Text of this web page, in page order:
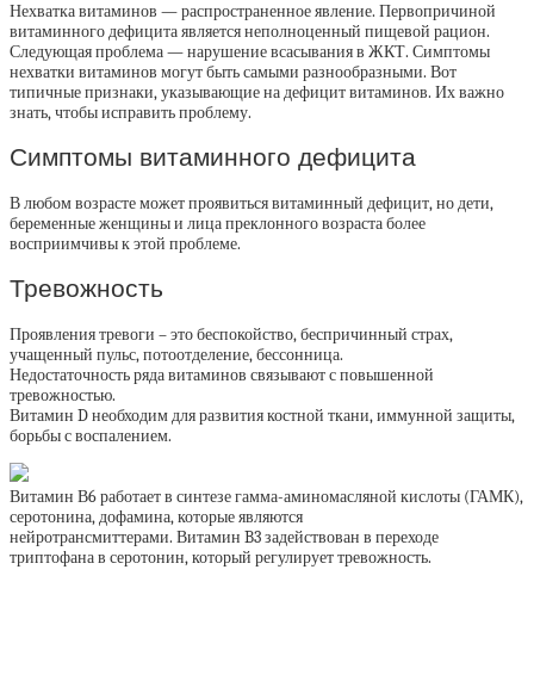
Нехватка витаминов — распространенное явление. Первопричиной
витаминного дефицита является неполноценный пищевой рацион.
Следующая проблема — нарушение всасывания в ЖКТ. Симптомы
нехватки витаминов могут быть самыми разнообразными. Вот
типичные признаки, указывающие на дефицит витаминов. Их важно
знать, чтобы исправить проблему.
Симптомы витаминного дефицита
В любом возрасте может проявиться витаминный дефицит, но дети,
беременные женщины и лица преклонного возраста более
восприимчивы к этой проблеме.
Тревожность
Проявления тревоги – это беспокойство, беспричинный страх,
учащенный пульс, потоотделение, бессонница.
Недостаточность ряда витаминов связывают с повышенной
тревожностью.
Витамин D необходим для развития костной ткани, иммунной защиты,
борьбы с воспалением.
Витамин В6 работает в синтезе гамма-аминомасляной кислоты (ГАМК),
серотонина, дофамина, которые являются
нейротрансмиттерами. Витамин B3 задействован в переходе
триптофана в серотонин, который регулирует тревожность.